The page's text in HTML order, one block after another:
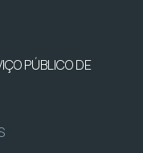
PÚBLICO DE